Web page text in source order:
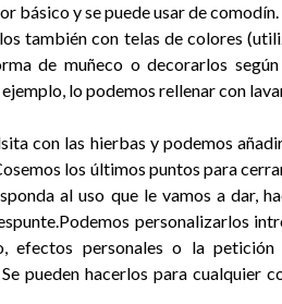
básico y se puede usar de comodín.
también con telas de colores
de muñeco o decorarlos
lo podemos rellenar con
con las hierbas y podemos
los últimos puntos para
al uso que le vamos a dar,
personalizarlos
efectos personales o la
pueden hacerlos para cualquier